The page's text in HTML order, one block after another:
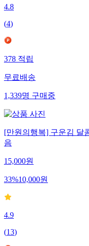
4.8
(4)
378적립
무료배송
1,339명구매중
[만원의행복] 구운김 달
음
15,000원
33%10,000원
4.9
(13)